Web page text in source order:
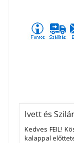
Ivett és
Kedves FEIL!
kalappal